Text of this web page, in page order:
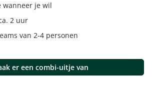
wanneer je wil
2 uur
van 2-4 personen
er een combi-uitje van